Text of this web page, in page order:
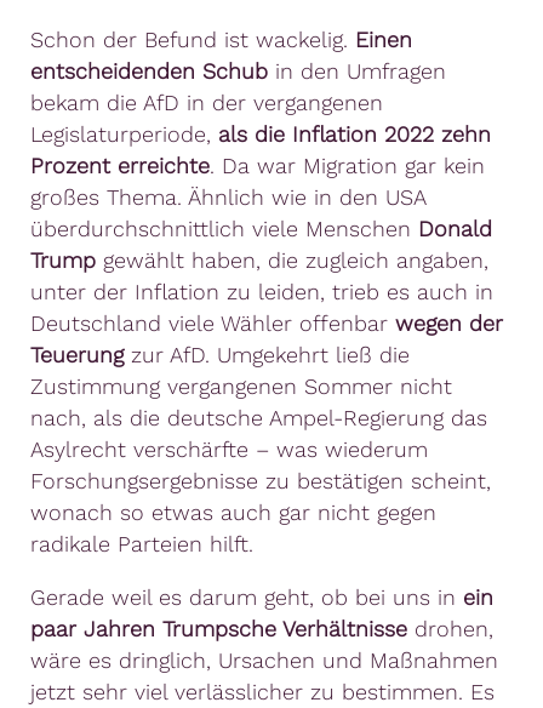
Schon der Befund ist wackelig. Einen
entscheidenden Schub in den Umfragen
bekam die AfD in der vergangenen
Legislaturperiode, als die Inflation 2022 zehn
Prozent erreichte. Da war Migration gar kein
großes Thema. Ähnlich wie in den USA
überdurchschnittlich viele Menschen Donald
Trump gewählt haben, die zugleich angaben,
unter der Inflation zu leiden, trieb es auch in
Deutschland viele Wähler offenbar wegen der
Teuerungzur AfD. Umgekehrt ließ die
Zustimmung vergangenen Sommer nicht
nach, als die deutsche Ampel-Regierung das
Asylrecht verschärfte – was wiederum
Forschungsergebnisse zu bestätigen scheint,
wonach so etwas auch gar nicht gegen
radikale Parteien hilft.
Gerade weil es darum geht, ob bei uns in ein
paar Jahren Trumpsche Verhältnisse drohen,
wäre es dringlich, Ursachen und Maßnahmen
jetzt sehr viel verlässlicher zu bestimmen. Es